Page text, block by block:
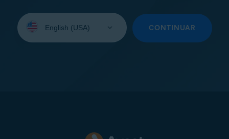
seu
CONTINUAR